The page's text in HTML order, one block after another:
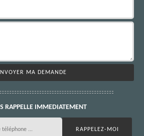
RAPPELLE IMMEDIATEMENT